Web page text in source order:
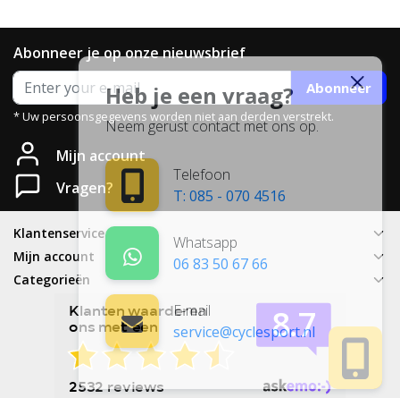
Abonneer je op onze nieuwsbrief
Abonneer
* Uw persoonsgegevens worden niet aan derden verstrekt.
Mijn account
Vragen?
Klantenservice
Mijn account
Categorieën
Heb je een vraag?
Neem gerust contact met ons op.
Telefoon
T: 085 - 070 4516
Whatsapp
06 83 50 67 66
E-mail
service@cyclesport.nl